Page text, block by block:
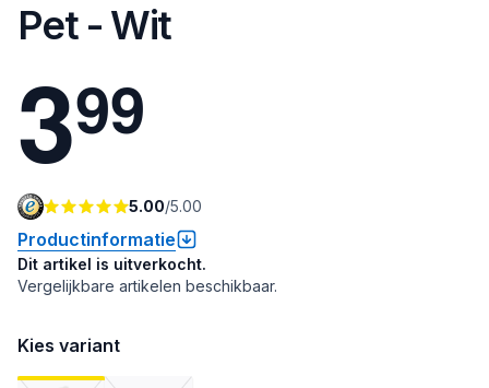
Pet - Wit
399
5.00/5.00
Productinformatie
Dit artikel is uitverkocht.
Vergelijkbare artikelen beschikbaar.
Kies variant